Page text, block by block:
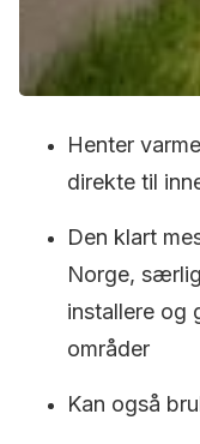
Henter
direkte til
Den klart
Norge,
installere og
områder
Kan også